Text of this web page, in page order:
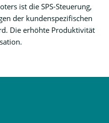
ist die SPS-Steuerung,
der kundenspezifischen
Die erhöhte Produktivität